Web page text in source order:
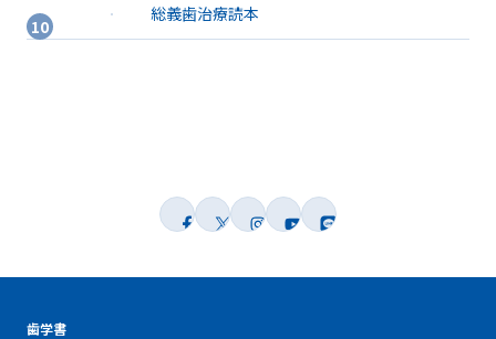
総義歯治療読本
歯学書